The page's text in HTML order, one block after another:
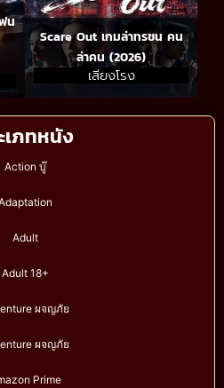
เภทหนัง
Action บู๊
Adult
Adult 18+
ผจญภัย
ผจญภัย
Prime
น
Scare Out เกมล่าทรชน คน
ล่าคน (2026)
เสียงโรง